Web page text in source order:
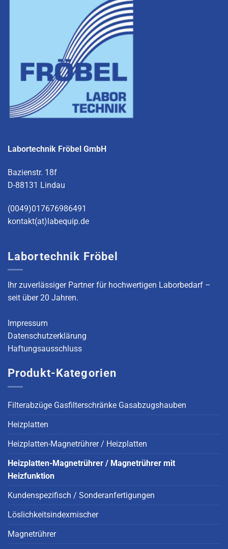
Labortechnik Fröbel GmbH
Bazienstr. 18f
D-88131 Lindau
(0049)017676986491
kontakt(at)labequip.de
Labortechnik Fröbel
Ihr zuverlässiger Partner für hochwertigen Laborbedarf –
seit über 20 Jahren.
Impressum
Datenschutzerklärung
Haftungsausschluss
Produkt-Kategorien
Filterabzüge Gasfilterschränke Gasabzugshauben
Heizplatten
Heizplatten-Magnetrührer / Heizplatten
Heizplatten-Magnetrührer / Magnetrührer mit
Heizfunktion
Kundenspezifisch / Sonderanfertigungen
Löslichkeitsindexmischer
Magnetrührer